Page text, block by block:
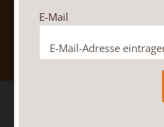
Nach
E-Mail